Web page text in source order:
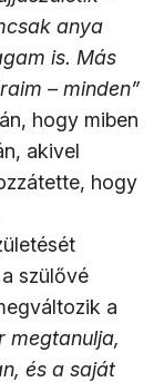
anya
is. Más
– minden”
hogy miben
akivel
hogy
szülővé
a
megtanulja,
és a saját